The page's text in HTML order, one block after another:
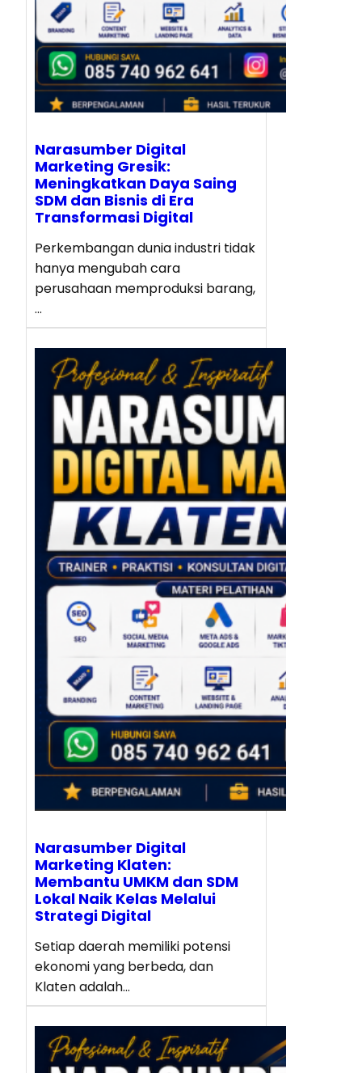
Narasumber Digital
Marketing Gresik:
Meningkatkan Daya Saing
SDM dan Bisnis di Era
Transformasi Digital
Perkembangan dunia industri tidak
hanya mengubah cara
perusahaan memproduksi barang,
…
Narasumber Digital
Marketing Klaten:
Membantu UMKM dan SDM
Lokal Naik Kelas Melalui
Strategi Digital
Setiap daerah memiliki potensi
ekonomi yang berbeda, dan
Klaten adalah…